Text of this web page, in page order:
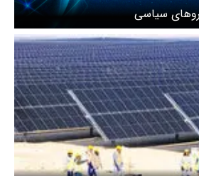
سیاسی